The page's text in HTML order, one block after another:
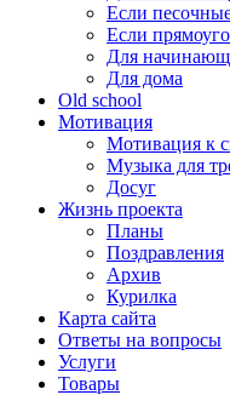
Если
Если
Для
Для дома
Old school
Мотивация
Мотивация к
Музыка для
Досуг
Жизнь проекта
Планы
Поздравления
Архив
Курилка
Карта сайта
Ответы на вопросы
Услуги
Товары